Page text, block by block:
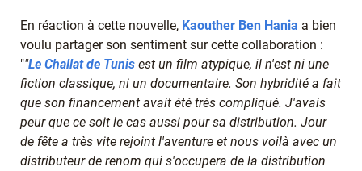
En réaction à cette nouvelle, Kaouther Ben Hania a bien
voulu partager son sentiment sur cette collaboration :
""Le Challat de Tunis est un film atypique, il n'est ni une
fiction classique, ni un documentaire. Son hybridité a fait
que son financement avait été très compliqué. J'avais
peur que ce soit le cas aussi pour sa distribution. Jour
de fête a très vite rejoint l'aventure et nous voilà avec un
distributeur de renom qui s'occupera de la distribution